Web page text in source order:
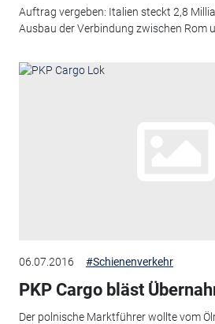
Auftrag vergeben: Italien steckt 2,8
Ausbau der Verbindung zwischen Rom
06.07.2016 #Schienenverkehr
PKP Cargo bläst
Der polnische Marktführer wollte vom